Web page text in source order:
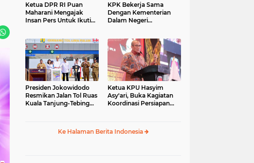
Ketua DPR RI Puan
Maharani Mengajak
Insan Pers Untuk Ikuti
KPK Bekerja Sama
Dengan Kementerian
Dalam Negeri
Presiden Jokowidodo
Resmikan Jalan Tol Ruas
Kuala Tanjung-Tebing
Ketua KPU Hasyim
Asy'ari, Buka Kagiatan
Koordinasi Persiapan
Ke Halaman Berita Indonesia